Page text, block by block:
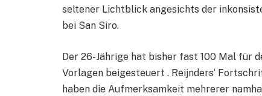
seltener Lichtblick angesichts der
bei San Siro.
Der 26-Jährige hat bisher fast 100 Mal für
Vorlagen beigesteuert . Reijnders‘
haben die Aufmerksamkeit mehrerer